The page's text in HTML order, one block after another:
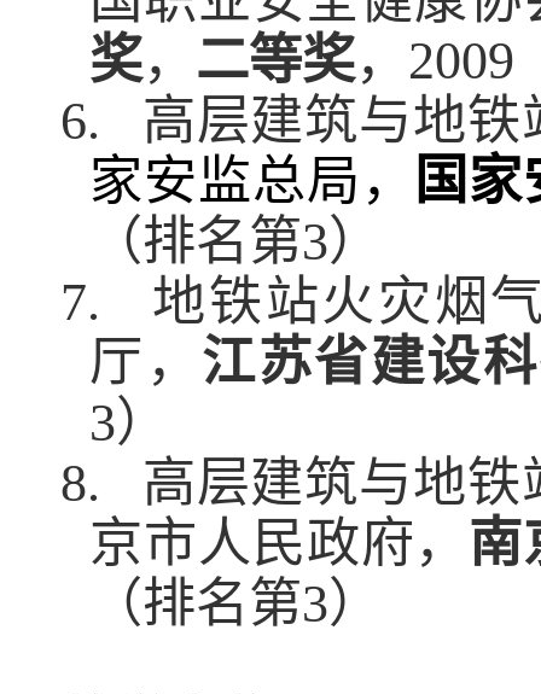
奖， 二等奖， 2009
6.
高层建筑与地
家安监总局，
国
（排名第3）
7.
地铁站火灾烟
厅， 江苏省建设
3）
8.
高层建筑与地
京市人民政府， 南
（排名第3）